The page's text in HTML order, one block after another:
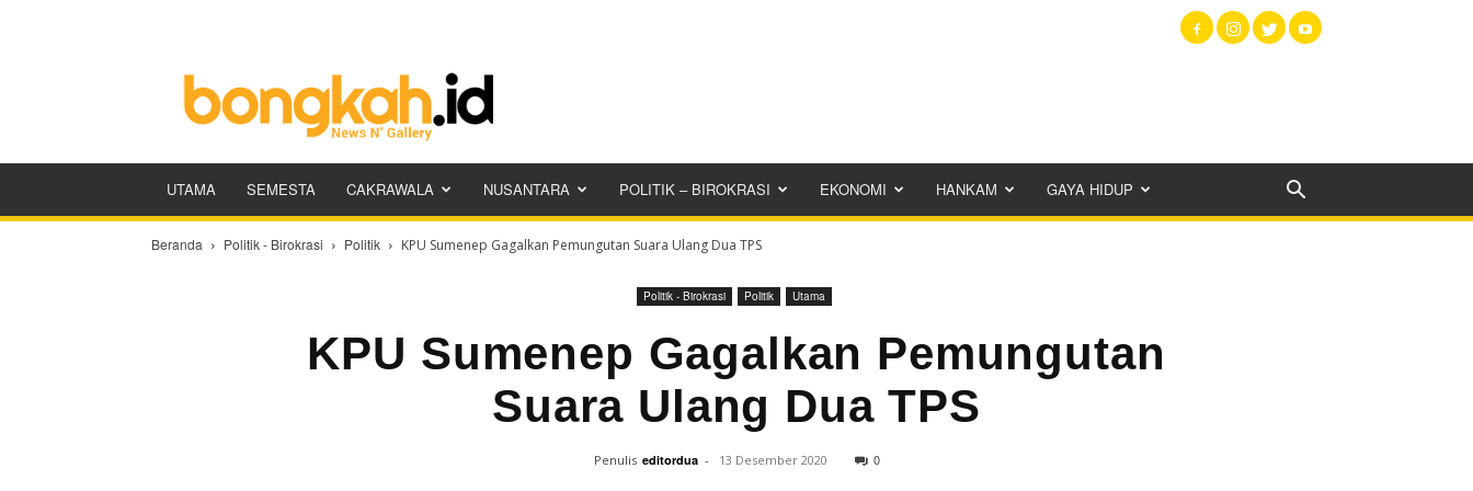
UTAMA SEMESTA CAKRAWALA NUSANTARA POLITIK – BIROKRASI EKONOMI HANKAM GAYA HIDUP
Beranda Politik - Birokrasi Politik KPU Sumenep Gagalkan Pemungutan Suara Ulang Dua TPS
Politik - Birokrasi Politik Utama
KPU Sumenep Gagalkan Pemungutan
Suara Ulang Dua TPS
Penulis editordua - 13 Desember 2020 0